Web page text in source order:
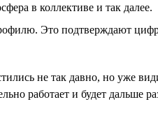
в коллективе и так далее.
Это подтверждают
не так давно, но уже
работает и будет дальше